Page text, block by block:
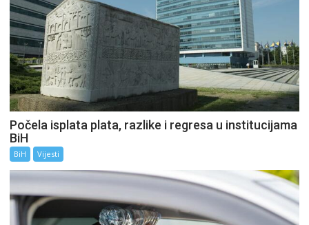
Počela isplata plata, razlike i regresa u institucijama
BiH
BiH Vijesti